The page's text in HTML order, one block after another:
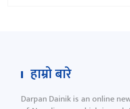
हाम्रो बारे
Darpan Dainik is an online